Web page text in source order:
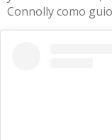
Connolly como